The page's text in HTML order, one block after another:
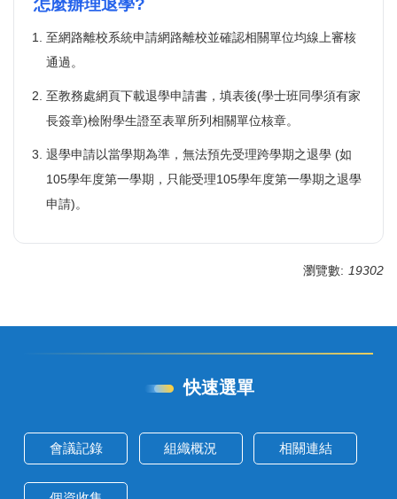
怎麼辦理退學?
至網路離校系統申請網路離校並確認相關單位均線上審核
通過。
至教務處網頁下載退學申請書，填表後(學士班同學須有家
長簽章)檢附學生證至表單所列相關單位核章。
退學申請以當學期為準，無法預先受理跨學期之退學 (如
105學年度第一學期，只能受理105學年度第一學期之退學
申請)。
瀏覽數: 19302
快速選單
會議記錄 組織概況 相關連結